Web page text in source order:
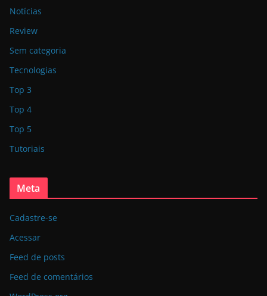
Notícias
Review
Sem categoria
Tecnologias
Top 3
Top 4
Top 5
Tutoriais
Meta
Cadastre-se
Acessar
Feed de posts
Feed de comentários